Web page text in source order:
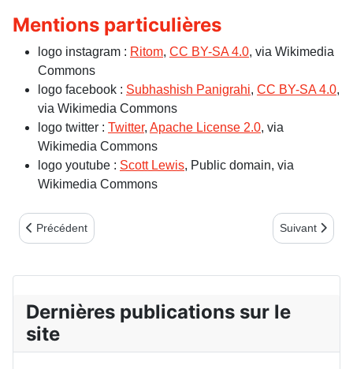
Mentions particulières
logo instagram : Ritom, CC BY-SA 4.0, via Wikimedia
Commons
logo facebook : Subhashish Panigrahi, CC BY-SA 4.0,
via Wikimedia Commons
logo twitter : Twitter, Apache License 2.0, via
Wikimedia Commons
logo youtube : Scott Lewis, Public domain, via
Wikimedia Commons
Article précédent : essai bulletin
Précédent Article
Suivant
Dernières publications sur le
site